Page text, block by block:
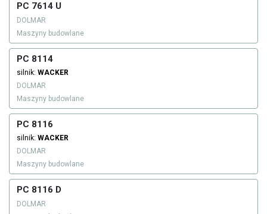
PC 7614 U
DOLMAR
Maszyny budowlane
PC 8114
silnik: WACKER
DOLMAR
Maszyny budowlane
PC 8116
silnik: WACKER
DOLMAR
Maszyny budowlane
PC 8116 D
DOLMAR